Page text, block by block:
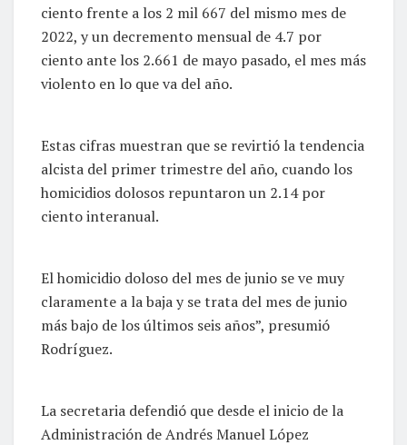
ciento frente a los 2 mil 667 del mismo mes de
2022, y un decremento mensual de 4.7 por
ciento ante los 2.661 de mayo pasado, el mes más
violento en lo que va del año.
Estas cifras muestran que se revirtió la tendencia
alcista del primer trimestre del año, cuando los
homicidios dolosos repuntaron un 2.14 por
ciento interanual.
El homicidio doloso del mes de junio se ve muy
claramente a la baja y se trata del mes de junio
más bajo de los últimos seis años”, presumió
Rodríguez.
La secretaria defendió que desde el inicio de la
Administración de Andrés Manuel López